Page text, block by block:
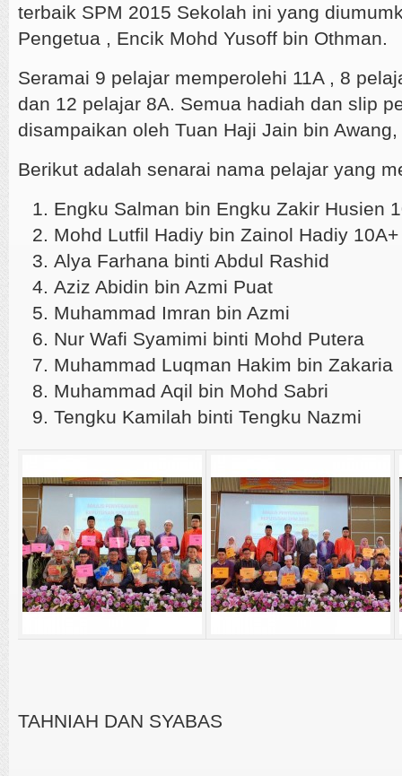
terbaik SPM 2015 Sekolah ini yang
Pengetua , Encik Mohd Yusoff bin Othman.
Seramai 9 pelajar memperolehi 11A , 8
dan 12 pelajar 8A. Semua hadiah dan slip
disampaikan oleh Tuan Haji Jain bin
Berikut adalah senarai nama pelajar yang
Engku Salman bin Engku Zakir Husien
Mohd Lutfil Hadiy bin Zainol Hadiy
Alya Farhana binti Abdul Rashid
Aziz Abidin bin Azmi Puat
Muhammad Imran bin Azmi
Nur Wafi Syamimi binti Mohd Putera
Muhammad Luqman Hakim bin Zakaria
Muhammad Aqil bin Mohd Sabri
Tengku Kamilah binti Tengku Nazmi
TAHNIAH DAN SYABAS